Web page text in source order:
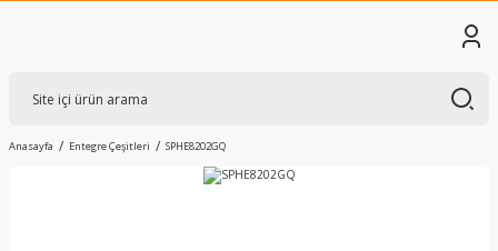
Anasayfa Entegre Çeşitleri SPHE8202GQ